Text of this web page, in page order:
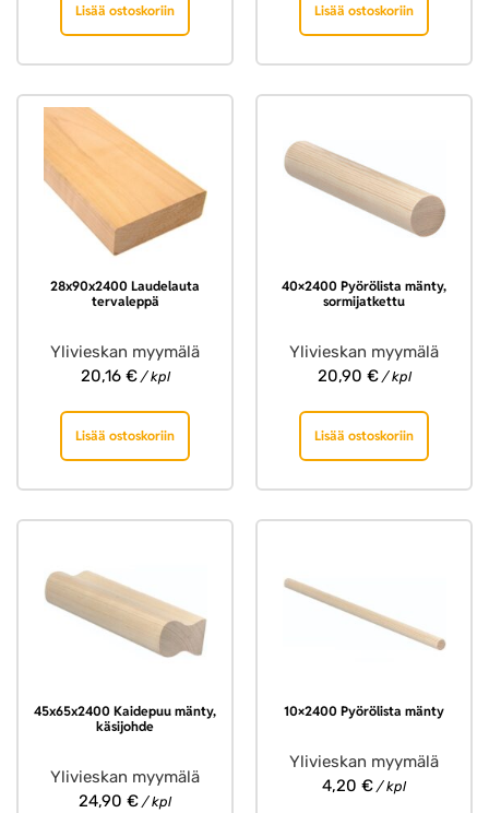
Lisää ostoskoriin Lisää ostoskoriin
28x90x2400 Laudelauta
tervaleppä
Ylivieskan myymälä
20,16 €/ kpl
Lisää ostoskoriin
40×2400 Pyörölista mänty,
sormijatkettu
Ylivieskan myymälä
20,90 €/ kpl
Lisää ostoskoriin
45x65x2400 Kaidepuu mänty,
käsijohde
Ylivieskan myymälä
24,90 € / kpl
10×2400 Pyörölista mänty
Ylivieskan myymälä
4,20 € / kpl